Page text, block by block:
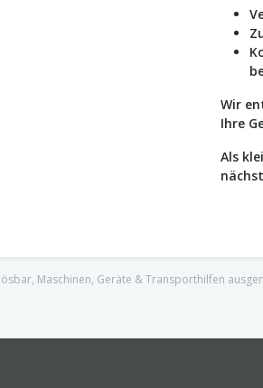
Wir
Ihre
Als
Maschinen, Geräte & Transporthilfen